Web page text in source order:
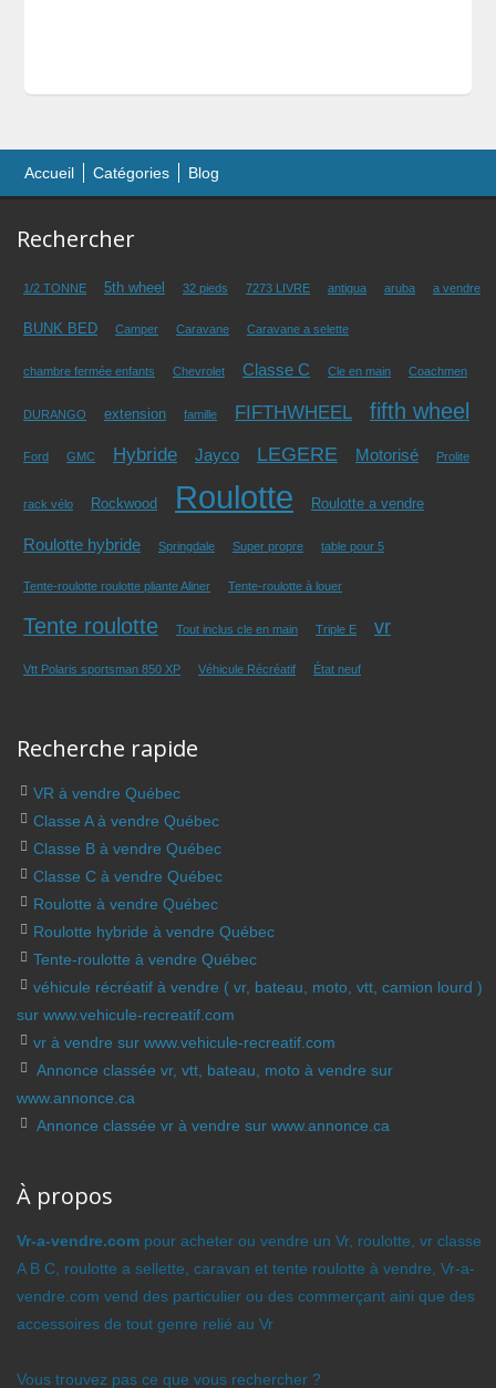
Accueil Catégories Blog
Rechercher
1/2 TONNE 5th wheel 32 pieds 7273 LIVRE antigua aruba a vendre
BUNK BED Camper Caravane Caravane a selette
chambre fermée enfants Chevrolet Classe C Cle en main Coachmen
DURANGO extension famille FIFTHWHEEL fifth wheel
Ford GMC Hybride Jayco LEGERE Motorisé Prolite
rack vélo Rockwood Roulotte Roulotte a vendre
Roulotte hybride Springdale Super propre table pour 5
Tente-roulotte roulotte pliante Aliner Tente-roulotte à louer
Tente roulotte Tout inclus cle en main Triple E vr
Vtt Polaris sportsman 850 XP Véhicule Récréatif État neuf
Recherche rapide
VR à vendre Québec
Classe A à vendre Québec
Classe B à vendre Québec
Classe C à vendre Québec
Roulotte à vendre Québec
Roulotte hybride à vendre Québec
Tente-roulotte à vendre Québec
véhicule récréatif à vendre ( vr, bateau, moto, vtt, camion lourd )
sur www.vehicule-recreatif.com
vr à vendre sur www.vehicule-recreatif.com
Annonce classée vr, vtt, bateau, moto à vendre sur
www.annonce.ca
Annonce classée vr à vendre sur www.annonce.ca
À propos
Vr-a-vendre.com pour acheter ou vendre un Vr, roulotte, vr classe
A B C, roulotte a sellette, caravan et tente roulotte à vendre, Vr-a-
vendre.com vend des particulier ou des commerçant aini que des
accessoires de tout genre relié au Vr
Vous trouvez pas ce que vous rechercher ?